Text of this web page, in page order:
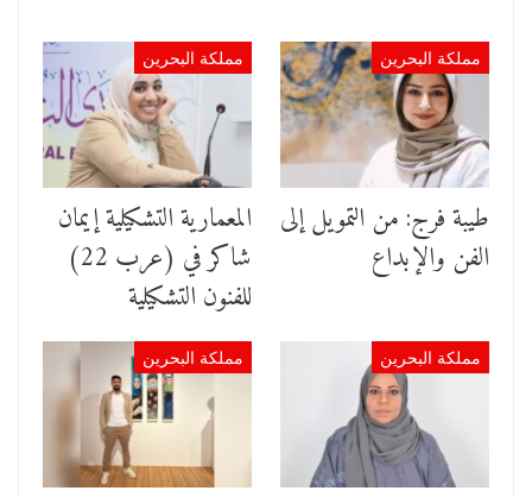
مملكة البحرين
طيبة فرج: من التمويل إلى
الفن والإبداع
مملكة البحرين
المعمارية التشكيلية إيمان
شاكر في (عرب 22)
للفنون التشكيلية
مملكة البحرين مملكة البحرين